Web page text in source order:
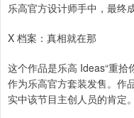
乐高官方设计师手中，最终
X 档案：真相就在那
这个作品是乐高 Ideas“重拾
作为乐高官方套装发售。作
实中该节目主创人员的肯定。